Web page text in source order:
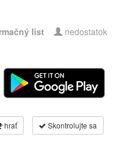
list nedostatok
hrať Skontrolujte sa